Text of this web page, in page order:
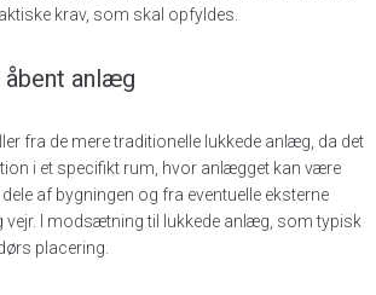
krav, som skal opfyldes.
åbent anlæg
fra de mere traditionelle lukkede anlæg, da det
i et specifikt rum, hvor anlægget kan være
af bygningen og fra eventuelle eksterne
I modsætning til lukkede anlæg, som typisk
placering.